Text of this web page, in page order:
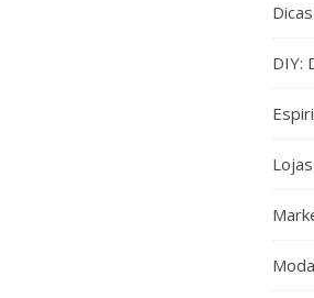
DIY: